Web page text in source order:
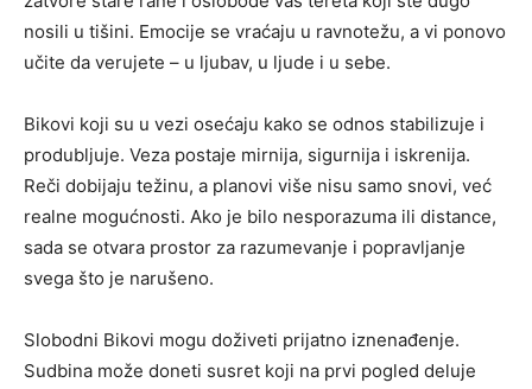
nosili u tišini. Emocije se vraćaju u ravnotežu, a vi ponovo
učite da verujete – u ljubav, u ljude i u sebe.
Bikovi koji su u vezi osećaju kako se odnos stabilizuje i
produbljuje. Veza postaje mirnija, sigurnija i iskrenija.
Reči dobijaju težinu, a planovi više nisu samo snovi, već
realne mogućnosti. Ako je bilo nesporazuma ili distance,
sada se otvara prostor za razumevanje i popravljanje
svega što je narušeno.
Slobodni Bikovi mogu doživeti prijatno iznenađenje.
Sudbina može doneti susret koji na prvi pogled deluje